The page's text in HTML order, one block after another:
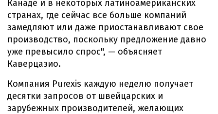
Канаде и в некоторых латиноамериканских
странах, где сейчас все больше компаний
замедляют или даже приостанавливают свое
производство, поскольку предложение давно
уже превысило спрос", — объясняет
Каверцазио.
Компания Purexis каждую неделю получает
десятки запросов от швейцарских и
зарубежных производителей, желающих